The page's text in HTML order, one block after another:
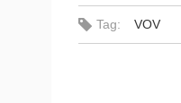
Tag: VOV